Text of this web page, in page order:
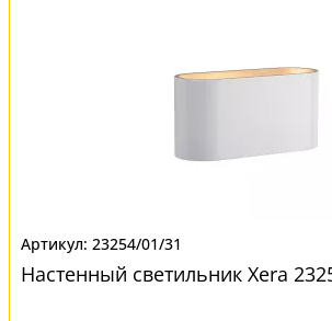
23254/01/31
Настенный светильник Xera